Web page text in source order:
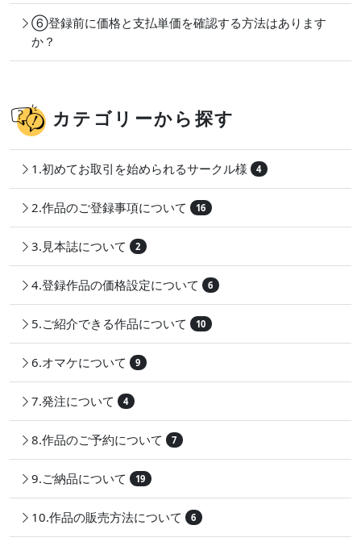
⑥登録前に価格と支払単価を確認する方法はあります
か？
カテゴリーから探す
1.初めてお取引を始められるサークル様 4
2.作品のご登録事項について 16
3.見本誌について 2
4.登録作品の価格設定について 6
5.ご紹介できる作品について 10
6.オマケについて 9
7.発注について 4
8.作品のご予約について 7
9.ご納品について 19
10.作品の販売方法について 6